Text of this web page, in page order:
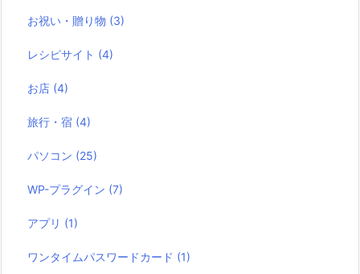
お祝い・贈り物 (3)
レシピサイト (4)
お店 (4)
旅行・宿 (4)
パソコン (25)
WP-プラグイン (7)
アプリ (1)
ワンタイムパスワードカード (1)